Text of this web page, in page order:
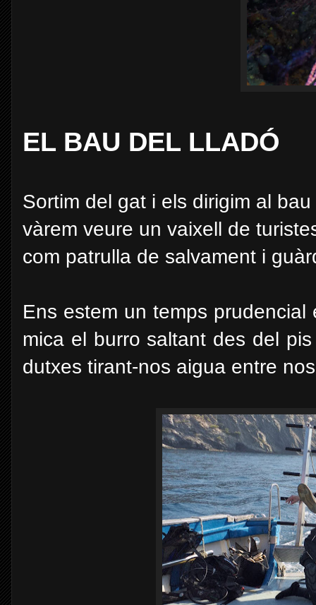
EL BAU DEL LLADÓ
Sortim del gat i els dirigim al
vàrem veure un vaixell de
com patrulla de salvament i
Ens estem un temps
mica el burro saltant des del
dutxes tirant-nos aigua entre